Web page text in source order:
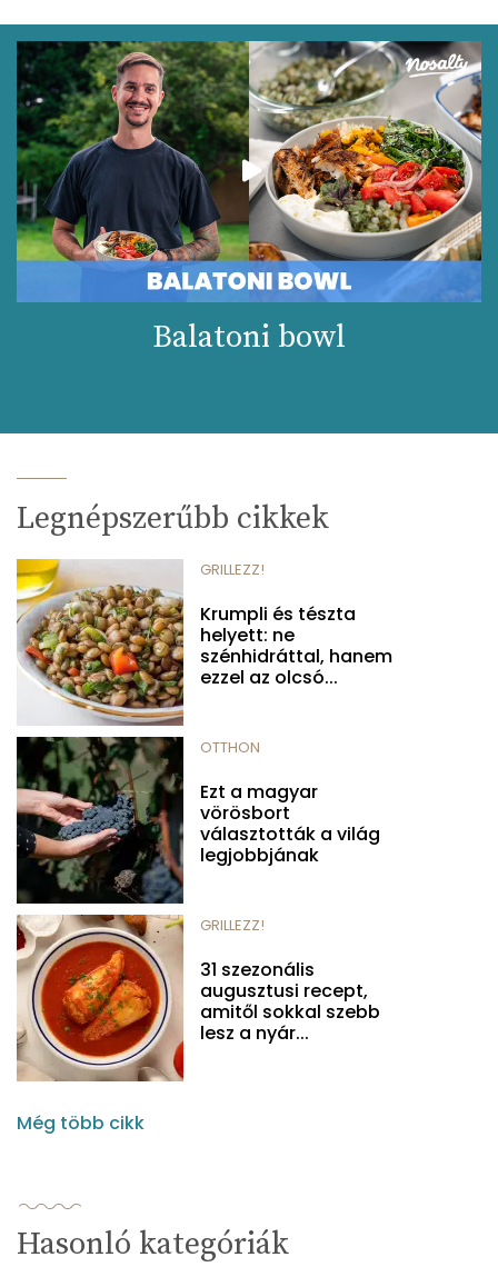
Balatoni bowl
Legnépszerűbb cikkek
GRILLEZZ!
Krumpli és tészta
helyett: ne
szénhidráttal, hanem
ezzel az olcsó...
OTTHON
Ezt a magyar
vörösbort
választották a világ
legjobbjának
GRILLEZZ!
31 szezonális
augusztusi recept,
amitől sokkal szebb
lesz a nyár...
Még több cikk
Hasonló kategóriák